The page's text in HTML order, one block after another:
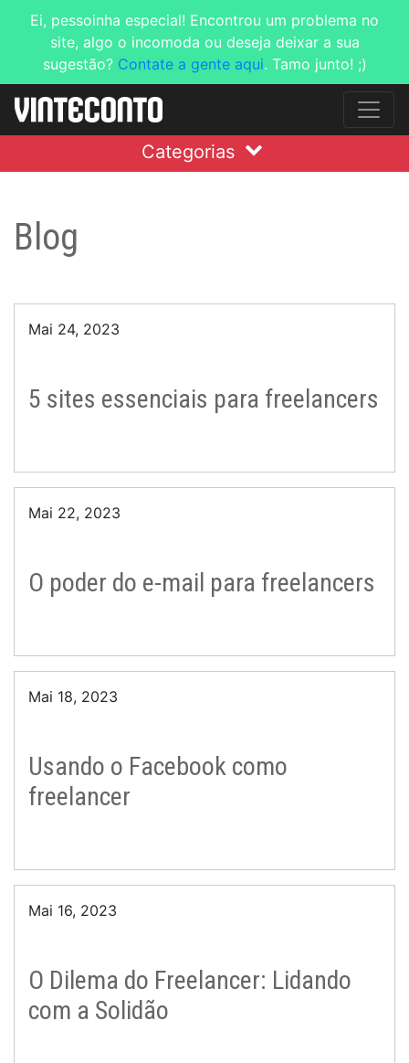
Ei, pessoinha especial! Encontrou um problema no
site, algo o incomoda ou deseja deixar a sua
sugestão? Contate a gente aqui. Tamo junto! ;)
Categorias
Blog
Mai 24, 2023
5 sites essenciais para freelancers
Mai 22, 2023
O poder do e-mail para freelancers
Mai 18, 2023
Usando o Facebook como
freelancer
Mai 16, 2023
O Dilema do Freelancer: Lidando
com a Solidão